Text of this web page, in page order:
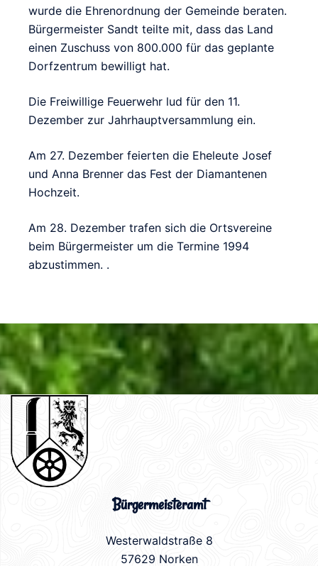
wurde die Ehrenordnung der Gemeinde beraten.
Bürgermeister Sandt teilte mit, dass das Land
einen Zuschuss von 800.000 für das geplante
Dorfzentrum bewilligt hat.
Die Freiwillige Feuerwehr lud für den 11.
Dezember zur Jahrhauptversammlung ein.
Am 27. Dezember feierten die Eheleute Josef
und Anna Brenner das Fest der Diamantenen
Hochzeit.
Am 28. Dezember trafen sich die Ortsvereine
beim Bürgermeister um die Termine 1994
abzustimmen. .
Bürgermeisteramt
Westerwaldstraße 8
57629 Norken